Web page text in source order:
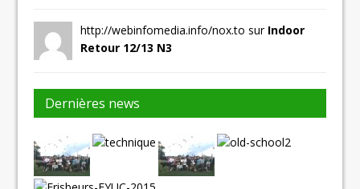
http://webinfomedia.info/nox.to sur Indoor
Retour 12/13 N3
Dernières news